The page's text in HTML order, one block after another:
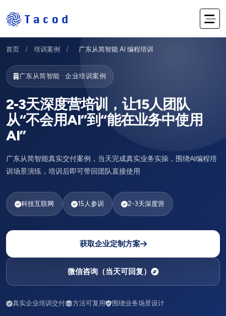
首页 / 培训案例 / 广东从简智能 AI 编程培训
广东从简智能 · 企业培训案例
2-3天深度营培训，让15人团队
从“不会用AI”到“能在业务中使用
AI”
广东从简智能真实交付案例，当天完成真实业务实操，围绕AI编程培
训场景演练，培训后即可带回团队直接使用
科技互联网 15人参训 2-3天深度营
获取企业定制方案
微信咨询（当天可回复）
真实企业培训交付 方法可复用 围绕业务场景设计